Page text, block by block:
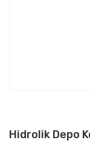
Hidrolik Depo